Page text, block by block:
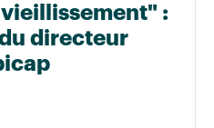
:
directeur